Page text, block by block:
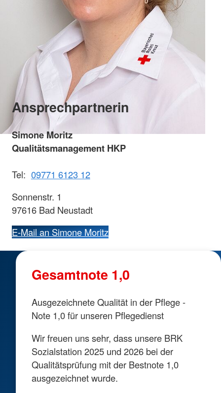
Ansprechpartnerin
Simone Moritz
Qualitätsmanagement HKP
Tel: 09771 6123 12
Sonnenstr. 1
97616 Bad Neustadt
E-Mail an Simone Moritz
Gesamtnote 1,0
Ausgezeichnete Qualität in der Pflege -
Note 1,0 für unseren Pflegedienst
Wir freuen uns sehr, dass unsere BRK
Sozialstation 2025 und 2026 bei der
Qualitätsprüfung mit der Bestnote 1,0
ausgezeichnet wurde.